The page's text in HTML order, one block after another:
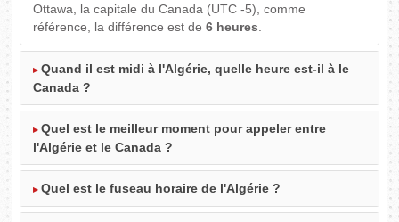
Ottawa, la capitale du Canada (UTC -5), comme
référence, la différence est de6 heures.
Quand il est midi à l'Algérie, quelle heure est-il à le
Canada ?
Quel est le meilleur moment pour appeler entre
l'Algérie et le Canada ?
Quel est le fuseau horaire de l'Algérie ?